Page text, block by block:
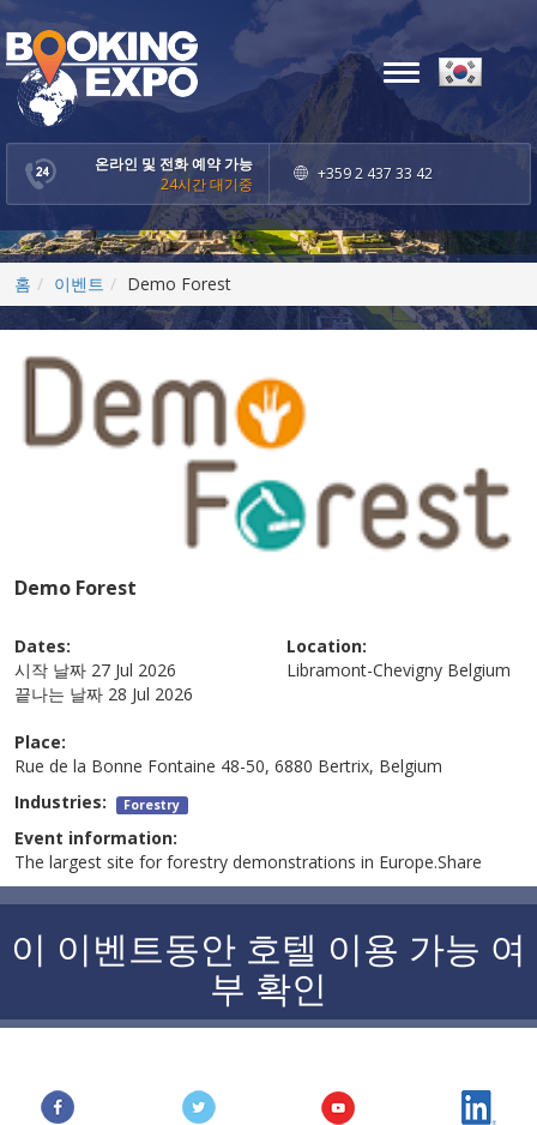
온라인 및 전화 예약 가능
24시간 대기중
+359 2 437 33 42
Toggle
navigation
홈 이벤트 Demo Forest
Demo Forest
Dates:
시작 날짜 27 Jul 2026
끝나는 날짜 28 Jul 2026
Location:
Libramont-Chevigny Belgium
Place:
Rue de la Bonne Fontaine 48-50, 6880 Bertrix, Belgium
Industries: Forestry
Event information:
The largest site for forestry demonstrations in Europe.Share
이 이벤트동안 호텔 이용 가능 여
부 확인